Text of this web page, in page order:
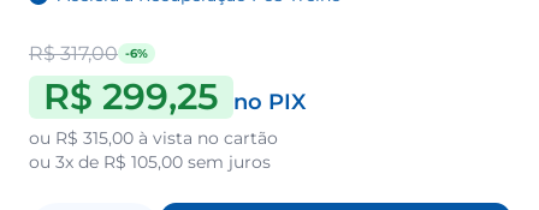
R$ 317,00 -6%
R$ 299,25 no PIX
ou R$ 315,00 à vista no cartão
ou 3x de R$ 105,00 sem juros